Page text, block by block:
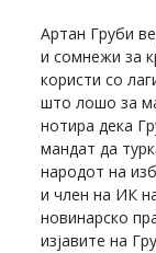
Артан Груби
и сомнежи за
користи со
што лошо за
нотира дека
мандат да
народот на
и член на ИК
новинарско
изјавите на